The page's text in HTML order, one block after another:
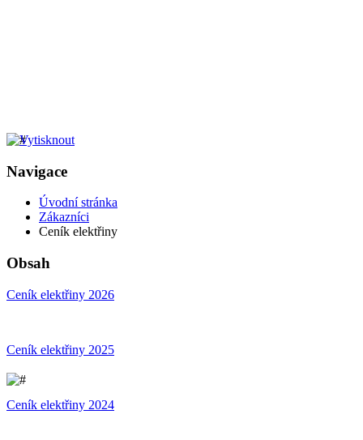
Navigace
Úvodní stránka
Zákazníci
Ceník elektřiny
Obsah
Ceník elektřiny 2026
Ceník elektřiny 2025
Ceník elektřiny 2024